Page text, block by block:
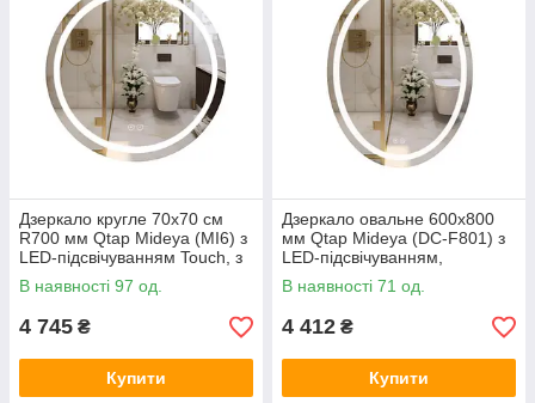
Дзеркало кругле 70x70 см
R700 мм Qtap Mideya (MI6) з
LED-підсвічуванням Touch, з
антизапітнінням, димером,
рег. яскравості
В наявності 97 од.
4 745 ₴
Купити
Дзеркало овальне 600х800
мм Qtap Mideya (DC-F801) з
LED-підсвічуванням,
антизапотіванням та
годинником
В наявності 71 од.
4 412 ₴
Купити